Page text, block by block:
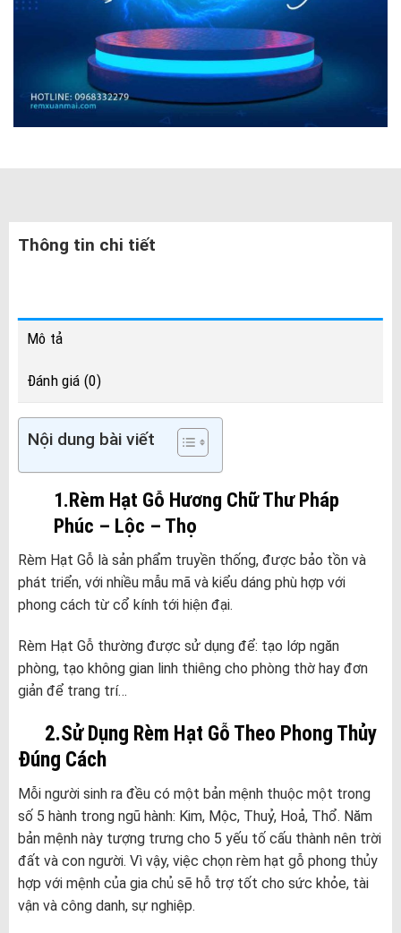
Thông tin chi tiết
Mô tả
Đánh giá (0)
Nội dung bài viết
1.Rèm Hạt Gỗ Hương Chữ Thư Pháp
Phúc – Lộc – Thọ
Rèm Hạt Gỗ là sản phẩm truyền thống, được bảo tồn và
phát triển, với nhiều mẫu mã và kiểu dáng phù hợp với
phong cách từ cổ kính tới hiện đại.
Rèm Hạt Gỗ thường được sử dụng để: tạo lớp ngăn
phòng, tạo không gian linh thiêng cho phòng thờ hay đơn
giản để trang trí…
2.Sử Dụng Rèm Hạt Gỗ Theo Phong Thủy
Đúng Cách
Mỗi người sinh ra đều có một bản mệnh thuộc một trong
số 5 hành trong ngũ hành: Kim, Mộc, Thuỷ, Hoả, Thổ. Năm
bản mệnh này tượng trưng cho 5 yếu tố cấu thành nên trời
đất và con người. Vì vậy, việc chọn rèm hạt gỗ phong thủy
hợp với mệnh của gia chủ sẽ hỗ trợ tốt cho sức khỏe, tài
vận và công danh, sự nghiệp.